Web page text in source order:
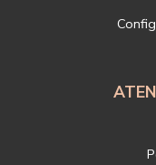
https://